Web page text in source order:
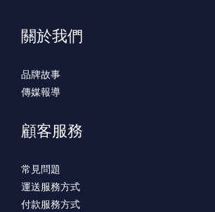
關於我們
品牌故事
傳媒報導
顧客服務
常見問題
運送服務方式
付款服務方式